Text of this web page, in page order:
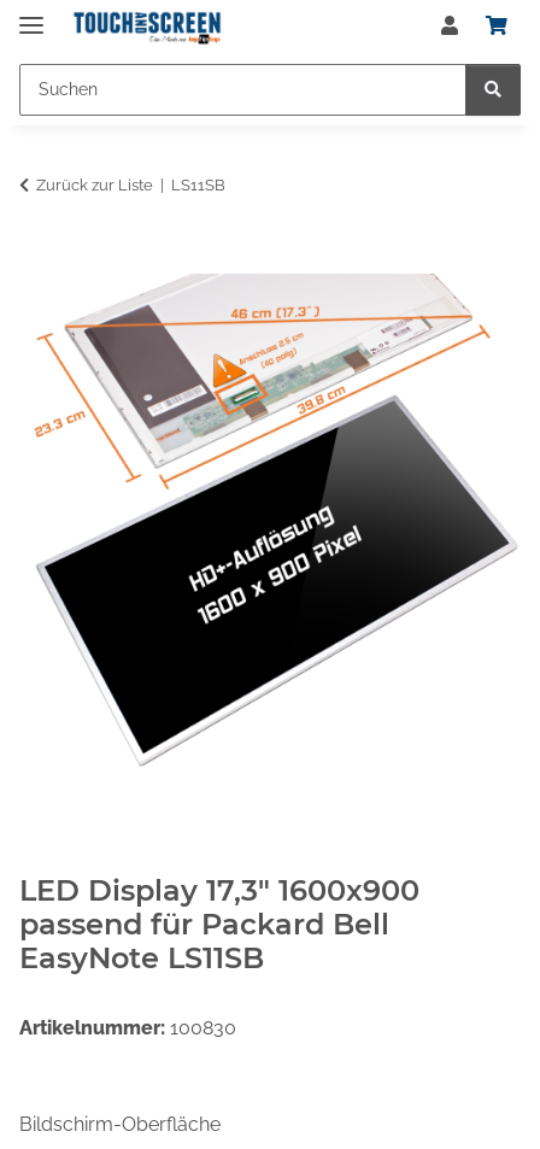
Zurück zur Liste LS11SB
LED Display 17,3" 1600x900
passend für Packard Bell
EasyNote LS11SB
Artikelnummer: 100830
Bildschirm-Oberfläche